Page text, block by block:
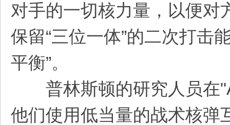
对手的一切核力量，以便对
保留“三位一体”的二次打击
平衡”。
普林斯顿的研究人员在"A
他们使用低当量的战术核弹